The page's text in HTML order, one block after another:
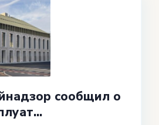
сообщил о